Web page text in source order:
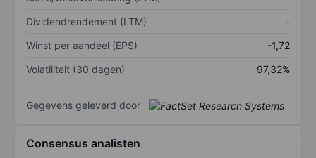
Dividendrendement (LTM)
-
Winst per aandeel (EPS)
-1,72
Volatiliteit (30 dagen)
97,32%
Gegevens geleverd door
Consensus analisten